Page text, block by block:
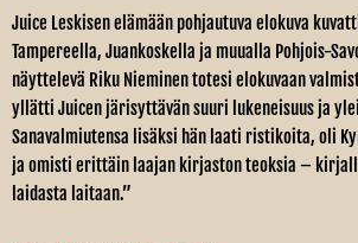
Juice Leskisen elämään pohjautuva elokuva
Tampereella, Juankoskella ja muualla Pohjois-
näyttelevä Riku Nieminen totesi elokuvaan
yllätti Juicen järisyttävän suuri lukeneisuus ja
Sanavalmiutensa lisäksi hän laati ristikoita, oli
ja omisti erittäin laajan kirjaston teoksia –
laidasta laitaan.”